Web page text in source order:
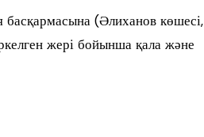
басқармасына (Әлиханов көшесі,
жері бойынша қала және